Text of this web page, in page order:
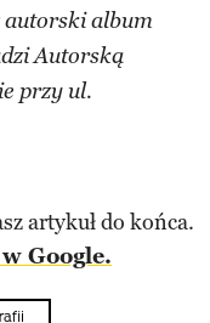
album
Autorską
przy ul.
artykuł do końca.
Google.